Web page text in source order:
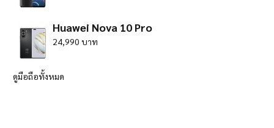
Huawei Nova 10 Pro
24,990 บาท
ดูมือถือทั้งหมด